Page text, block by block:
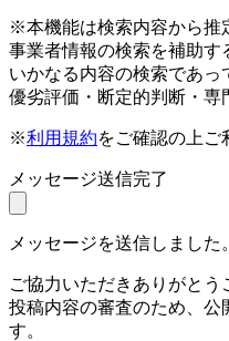
※本機能は検索内容から推
事業者情報の検索を補助す
いかなる内容の検索であっ
優劣評価・断定的判断・専
※利用規約をご確認の上ご
メッセージ送信完了
メッセージを送信しました。
ご協力いただきありがとう
投稿内容の審査のため、公
す。